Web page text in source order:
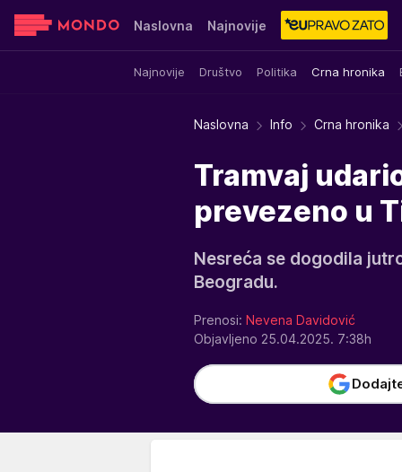
Naslovna Najnovije
Najnovije Društvo Politika Crna hronika
Sensa Stvar ukusa Yumama
Naslovna Info Crna hronika
Tramvaj
prevezeno u
Nesreća se dogodila
Beogradu.
Prenosi: Nevena Davidović
Objavljeno 25.04.2025. 7:38h